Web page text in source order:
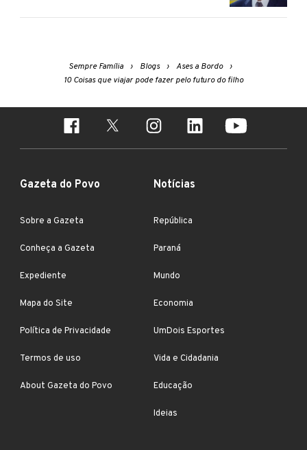
Sempre Família Blogs
Ases a Bordo
10 Coisas que viajar pode fazer pelo futuro do filho
Gazeta do Povo
Sobre a Gazeta
Conheça a Gazeta
Expediente
Mapa do Site
Política de Privacidade
Termos de uso
About Gazeta do Povo
Notícias
República
Paraná
Mundo
Economia
UmDois Esportes
Vida e Cidadania
Educação
Ideias